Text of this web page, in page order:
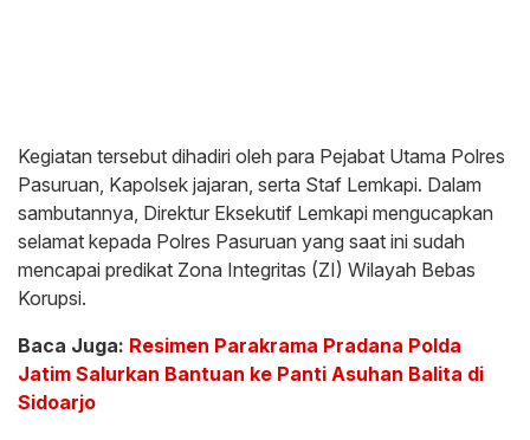
Kegiatan tersebut dihadiri oleh para Pejabat Utama Polres
Pasuruan, Kapolsek jajaran, serta Staf Lemkapi. Dalam
sambutannya, Direktur Eksekutif Lemkapi mengucapkan
selamat kepada Polres Pasuruan yang saat ini sudah
mencapai predikat Zona Integritas (ZI) Wilayah Bebas
Korupsi.
Baca Juga: Resimen Parakrama Pradana Polda
Jatim Salurkan Bantuan ke Panti Asuhan Balita di
Sidoarjo